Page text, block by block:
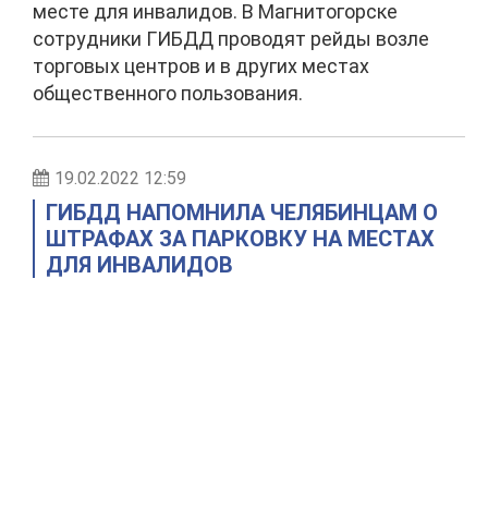
месте для инвалидов. В Магнитогорске
сотрудники ГИБДД проводят рейды возле
торговых центров и в других местах
общественного пользования.
19.02.2022 12:59
ГИБДД НАПОМНИЛА ЧЕЛЯБИНЦАМ О
ШТРАФАХ ЗА ПАРКОВКУ НА МЕСТАХ
ДЛЯ ИНВАЛИДОВ